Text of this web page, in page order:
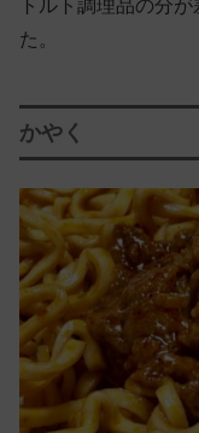
トルト調理品の分
た。
かやく